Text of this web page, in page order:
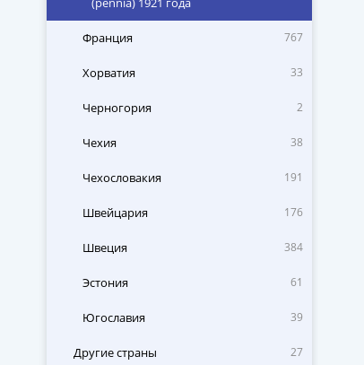
Франция 767
Хорватия 33
Черногория 2
Чехия 38
Чехословакия 191
Швейцария 176
Швеция 384
Эстония 61
Югославия 39
Другие страны 27